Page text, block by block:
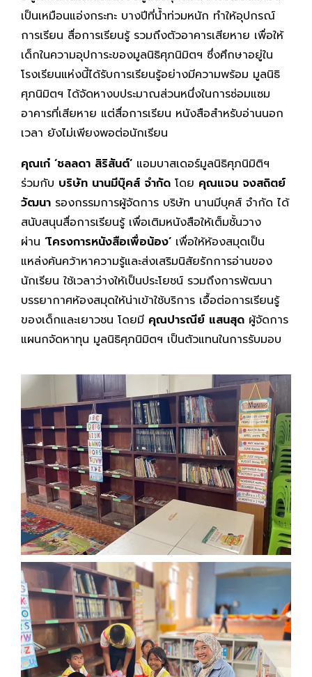
เป็นเหมือนแอ่งกระทะ บางปีที่น้ำท่วมหนัก ทำให้อุปกรณ์
การเรียน สื่อการเรียนรู้ รวมถึงตัวอาคารเสียหาย เพื่อให้
เด็กในความอุปการะของมูลนิธิศุภนิมิตฯ ซึ่งศึกษาอยู่ใน
โรงเรียนแห่งนี้ได้รับการเรียนรู้อย่างมีความพร้อม มูลนิธิ
ศุภนิมิตฯ ได้จัดหางบประมาณส่วนหนึ่งในการซ่อมแซม
อาคารที่เสียหาย แต่สื่อการเรียน หนังสือสำหรับอ่านนอก
เวลา ยังไม่เพียงพอต่อนักเรียน
คุณเก๋ ‘ชลลดา สิริสันต์’ แอมบาสเดอร์มูลนิธิศุภนิมิติฯ
ร่วมกับ บริษัท นานมีบุ๊คส์ จำกัด โดย คุณแจน จงสถิตย์
วัฒนา รองกรรมการผู้จัดการ บริษัท นานมีบุคส์ จำกัด ได้
สนับสนุนสื่อการเรียนรู้ เพื่อเติมหนังสือให้เต็มชั้นวาง
ผ่าน ‘โครงการหนังสือเพื่อน้อง’ เพื่อให้ห้องสมุดเป็น
แหล่งค้นคว้าหาความรู้และส่งเสริมนิสัยรักการอ่านของ
นักเรียน ใช้เวลาว่างให้เป็นประโยชน์ รวมถึงการพัฒนา
บรรยากาศห้องสมุดให้น่าเข้าใช้บริการ เอื้อต่อการเรียนรู้
ของเด็กและเยาวชน โดยมี คุณปารณีย์ แสนสุด ผู้จัดการ
แผนกจัดหาทุน มูลนิธิศุภนิมิตฯ เป็นตัวแทนในการรับมอบ